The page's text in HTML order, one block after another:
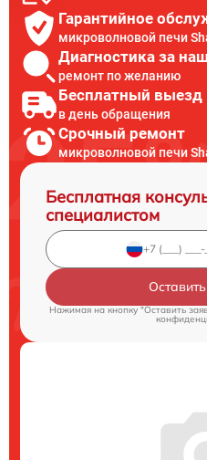
Гарантийное
микроволновой печи
Диагностика за
ремонт по желанию
Бесплатный выезд
в день обращения
Срочный ремонт
микроволновой печи
Бесплатная
специалистом
Нажимая на кнопку "Оставить